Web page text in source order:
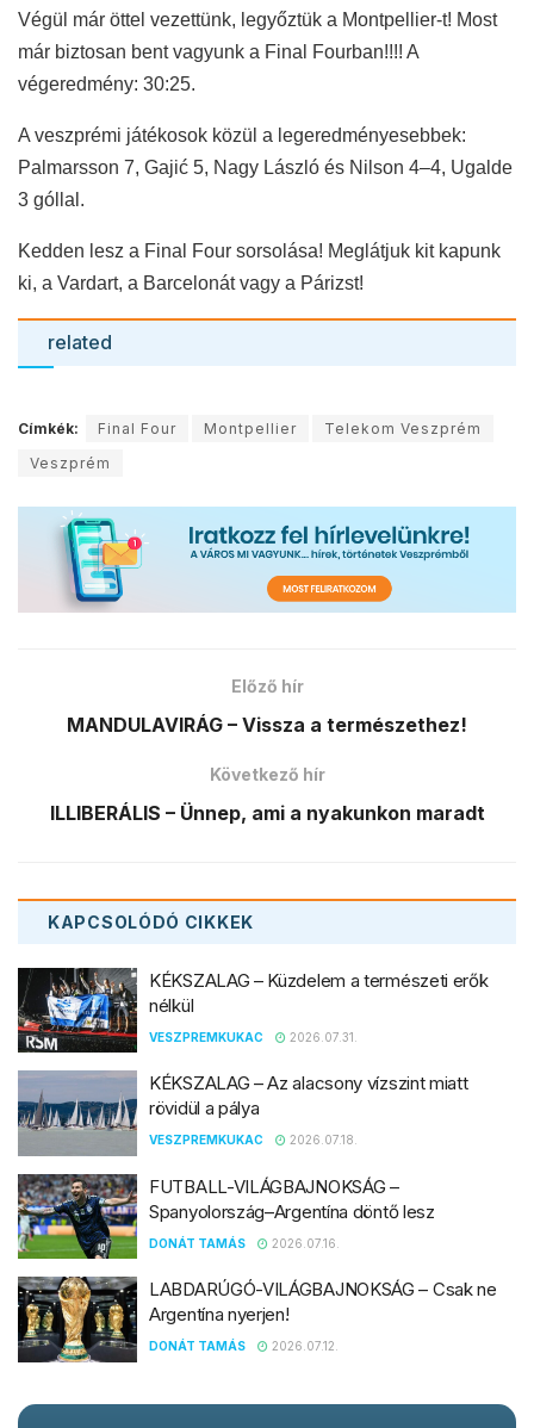
Végül már öttel vezettünk, legyőztük a Montpellier-t! Most
már biztosan bent vagyunk a Final Fourban!!!! A
végeredmény: 30:25.
A veszprémi játékosok közül a legeredményesebbek:
Palmarsson 7, Gajić 5, Nagy László és Nilson 4–4, Ugalde
3 góllal.
Kedden lesz a Final Four sorsolása! Meglátjuk kit kapunk
ki, a Vardart, a Barcelonát vagy a Párizst!
related
Címkék: Final Four Montpellier
Telekom Veszprém
Veszprém
Előző hír
MANDULAVIRÁG – Vissza a természethez!
Következő hír
ILLIBERÁLIS – Ünnep, ami a nyakunkon maradt
KAPCSOLÓDÓ CIKKEK
KÉKSZALAG – Küzdelem a természeti erők
nélkül
VESZPREMKUKAC 2026.07.31.
KÉKSZALAG – Az alacsony vízszint miatt
rövidül a pálya
VESZPREMKUKAC 2026.07.18.
FUTBALL-VILÁGBAJNOKSÁG –
Spanyolország–Argentína döntő lesz
DONÁT TAMÁS 2026.07.16.
LABDARÚGÓ-VILÁGBAJNOKSÁG – Csak ne
Argentína nyerjen!
DONÁT TAMÁS 2026.07.12.